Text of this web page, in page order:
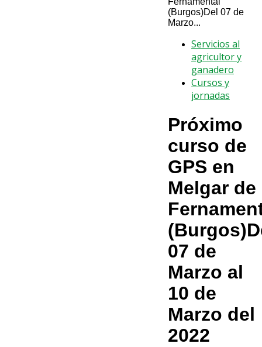
(Burgos)Del 07 de
Marzo...
Servicios al
agricultor y
ganadero
Cursos y
jornadas
Próximo
curso de
GPS en
Melgar de
07 de
Marzo al
10 de
Marzo del
2022